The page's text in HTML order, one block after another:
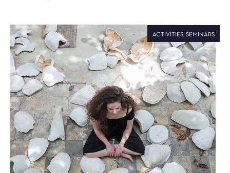
ACTIVITIES, SEMINARS